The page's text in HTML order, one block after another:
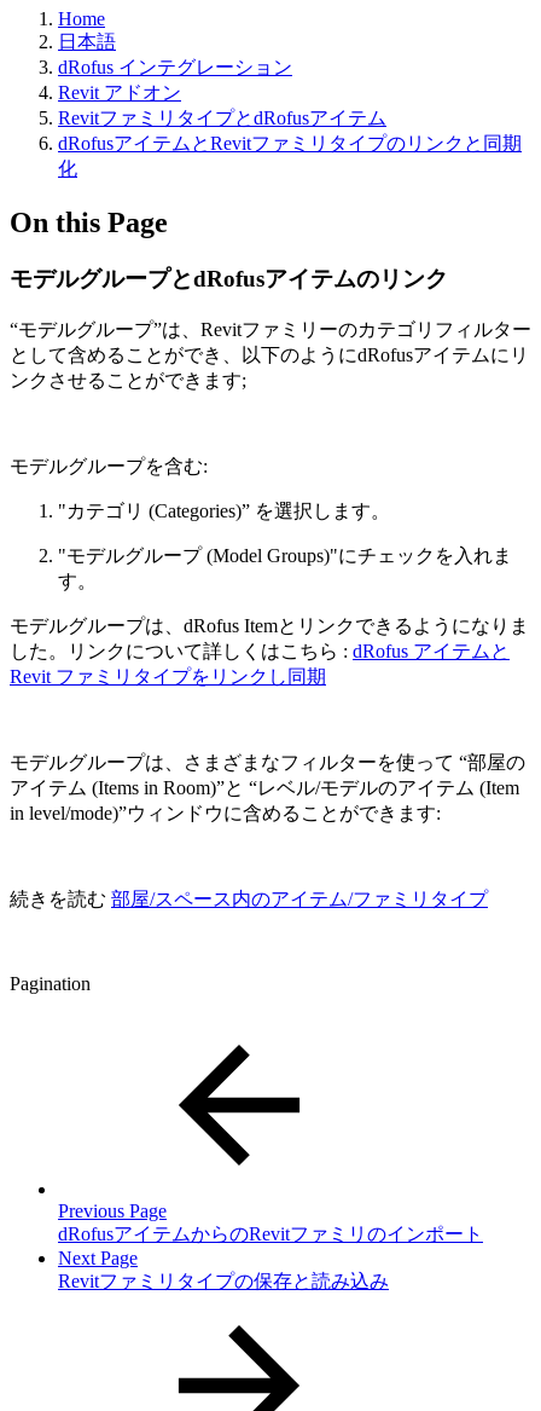
Home
日本語
dRofus インテグレーション
Revit アドオン
RevitファミリタイプとdRofusアイテム
dRofusアイテムとRevitファミリタイプのリンクと同期
化
On this Page
モデルグループとdRofusアイテムのリンク
“モデルグループ”は、Revitファミリーのカテゴリフィルター
として含めることができ、以下のようにdRofusアイテムにリ
ンクさせることができます;
モデルグループを含む:
"カテゴリ (Categories)” を選択します。
"モデルグループ (Model Groups)"にチェックを入れま
す。
モデルグループは、dRofus Itemとリンクできるようになりま
した。リンクについて詳しくはこちら : dRofus アイテムと
Revit ファミリタイプをリンクし同期
モデルグループは、さまざまなフィルターを使って “部屋の
アイテム (Items in Room)”と “レベル/モデルのアイテム (Item
in level/mode)”ウィンドウに含めることができます:
続きを読む 部屋/スペース内のアイテム/ファミリタイプ
Pagination
Previous Page
dRofusアイテムからのRevitファミリのインポート
Next Page
Revitファミリタイプの保存と読み込み